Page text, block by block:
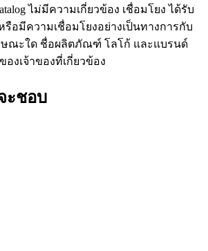
ไม่มีความเกี่ยวข้อง เชื่อมโยง ได้รับ
อมีความเชื่อมโยงอย่างเป็นทางการกับ
กษณะใด ชื่อผลิตภัณฑ์ โลโก้ และแบรนด์
งเจ้าของที่เกี่ยวข้อง
ะชอบ